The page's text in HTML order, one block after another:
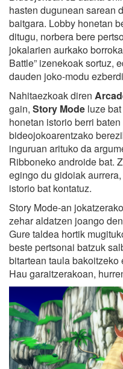
hasten dugunean sarean
baitgara. Lobby honetan
ditugu, norbera bere
jokalarien aurkako
Battle” izenekoak sortuz,
dauden joko-modu
Nahitaezkoak diren
gain, Story Mode luze
honetan istorio berri
bideojokoarentzako
inguruan arituko da
Ribboneko androide bat.
egingo du gidoiak
istorio bat kontatuz.
Story Mode-an
zehar aldatzen joango
Gure taldea hortik
beste pertsonai batzuk
bitartean taula
Hau garaitzerakoan,